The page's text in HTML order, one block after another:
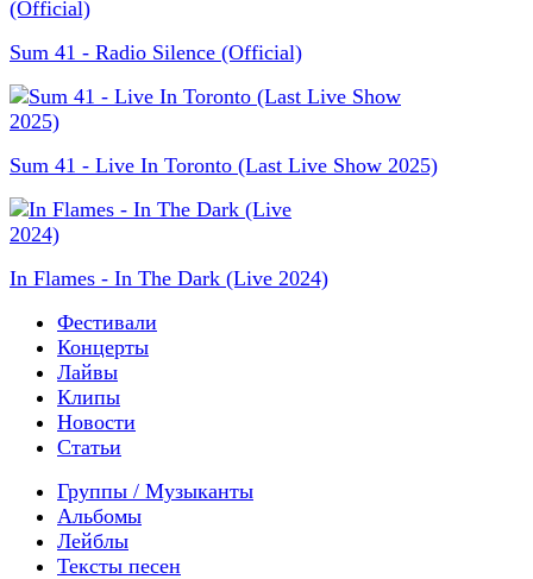
Sum 41 - Radio Silence (Official)
Sum 41 - Live In Toronto (Last Live Show 2025)
In Flames - In The Dark (Live 2024)
Фестивали
Концерты
Лайвы
Клипы
Новости
Статьи
Группы / Музыканты
Альбомы
Лейблы
Тексты песен